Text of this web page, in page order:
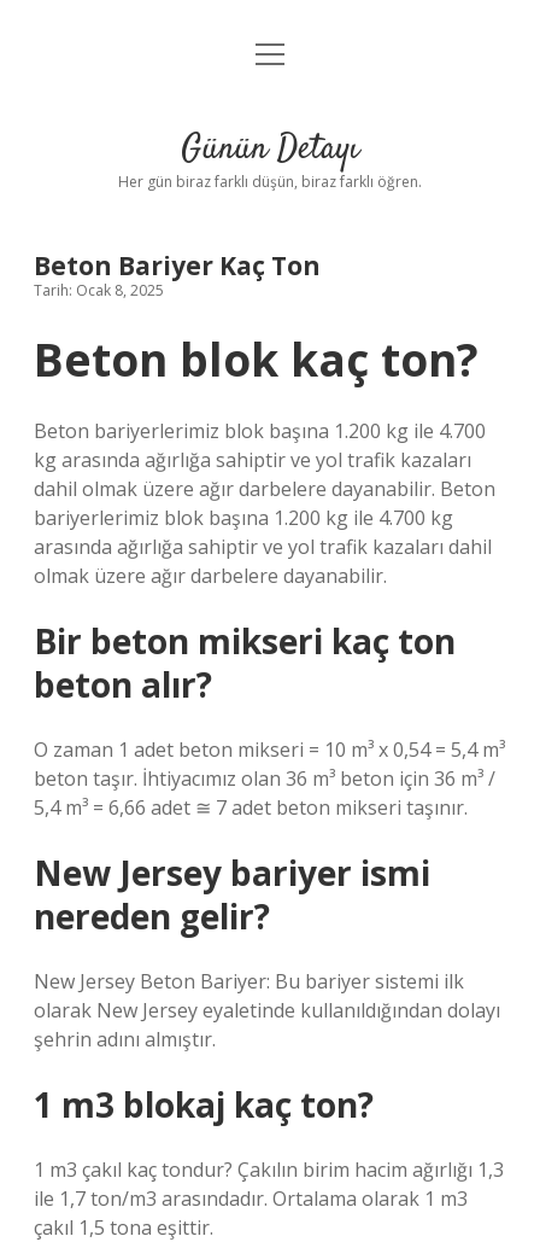
Anasayfa
Yasal Uyarı
menüyü
Günün Detayı
Her gün biraz farklı düşün, biraz farklı öğren.
Beton Bariyer Kaç Ton
Tarih: Ocak 8, 2025
Beton blok kaç ton?
Beton bariyerlerimiz blok başına 1.200 kg ile 4.700
kg arasında ağırlığa sahiptir ve yol trafik kazaları
dahil olmak üzere ağır darbelere dayanabilir. Beton
bariyerlerimiz blok başına 1.200 kg ile 4.700 kg
arasında ağırlığa sahiptir ve yol trafik kazaları dahil
olmak üzere ağır darbelere dayanabilir.
Bir beton mikseri kaç ton
beton alır?
O zaman 1 adet beton mikseri = 10 m³ x 0,54 = 5,4 m³
beton taşır. İhtiyacımız olan 36 m³ beton için 36 m³ /
5,4 m³ = 6,66 adet ≅ 7 adet beton mikseri taşınır.
New Jersey bariyer ismi
nereden gelir?
New Jersey Beton Bariyer: Bu bariyer sistemi ilk
olarak New Jersey eyaletinde kullanıldığından dolayı
şehrin adını almıştır.
1 m3 blokaj kaç ton?
1 m3 çakıl kaç tondur? Çakılın birim hacim ağırlığı 1,3
ile 1,7 ton/m3 arasındadır. Ortalama olarak 1 m3
çakıl 1,5 tona eşittir.